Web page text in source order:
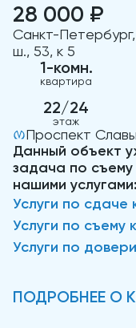
28 000 ₽
Санкт-
ш., 53, к 5
1-комн.
квартира
22/24
этаж
Проспект Славы
Данный объект
задача по съему
нашими услугами:
Услуги по сдаче
Услуги по съему
Услуги по
ПОДРОБНЕЕ О